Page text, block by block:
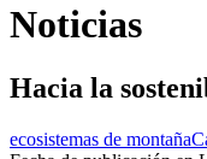
Noticias
Hacia la
ecosistemas de montaña